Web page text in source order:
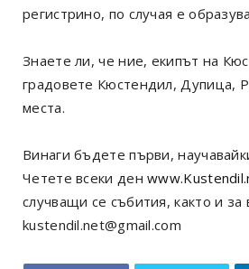
регистрино, по случая е
Знаете ли, че ние, екипът на
градовете Кюстендил, Дупица,
места.
Винаги бъдете първи,
Четете всеки ден
случващи се събития, както и
kustendil.net@gmail.com